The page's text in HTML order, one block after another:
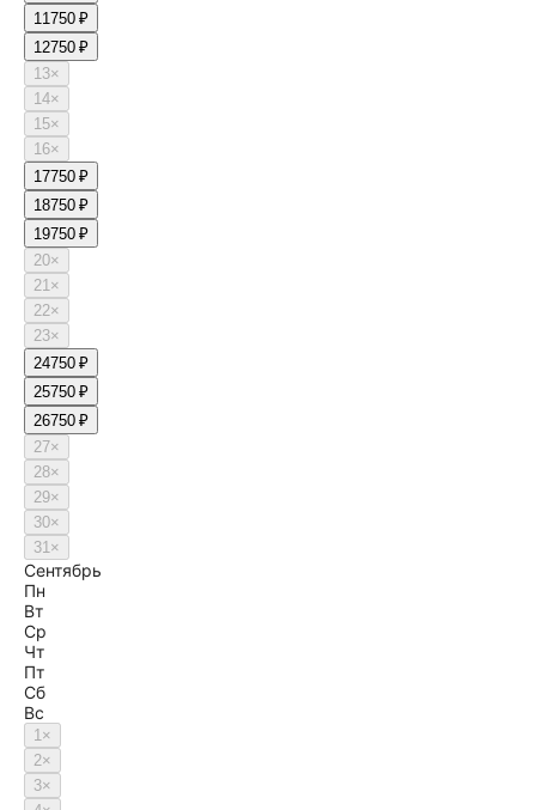
11750 ₽
12750 ₽
13×
14×
15×
16×
17750 ₽
18750 ₽
19750 ₽
20×
21×
22×
23×
24750 ₽
25750 ₽
26750 ₽
27×
28×
29×
30×
31×
Сентябрь
Пн
Вт
Ср
Чт
Пт
Сб
Вс
1×
2×
3×